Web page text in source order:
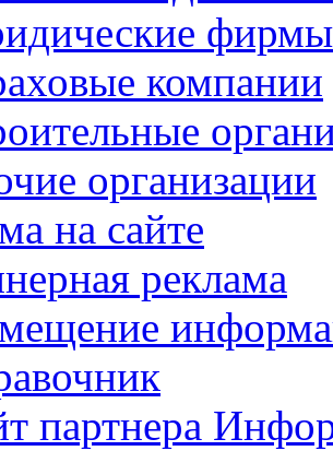
фирмы
компании
организации
на сайте
реклама
партнера